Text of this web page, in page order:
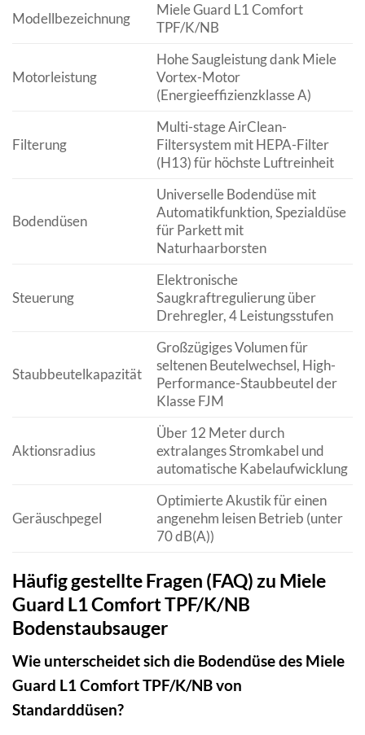
Modellbezeichnung
Miele Guard L1 Comfort
TPF/K/NB
Motorleistung
Hohe Saugleistung dank Miele
Vortex-Motor
(Energieeffizienzklasse A)
Filterung
Multi-stage AirClean-
Filtersystem mit HEPA-Filter
(H13) für höchste Luftreinheit
Bodendüsen
Universelle Bodendüse mit
Automatikfunktion, Spezialdüse
für Parkett mit
Naturhaarborsten
Steuerung
Elektronische
Saugkraftregulierung über
Drehregler, 4 Leistungsstufen
Staubbeutelkapazität
Großzügiges Volumen für
seltenen Beutelwechsel, High-
Performance-Staubbeutel der
Klasse FJM
Aktionsradius
Über 12 Meter durch
extralanges Stromkabel und
automatische Kabelaufwicklung
Geräuschpegel
Optimierte Akustik für einen
angenehm leisen Betrieb (unter
70 dB(A))
Häufig gestellte Fragen (FAQ) zu Miele
Guard L1 Comfort TPF/K/NB
Bodenstaubsauger
Wie unterscheidet sich die Bodendüse des Miele
Guard L1 Comfort TPF/K/NB von
Standarddüsen?